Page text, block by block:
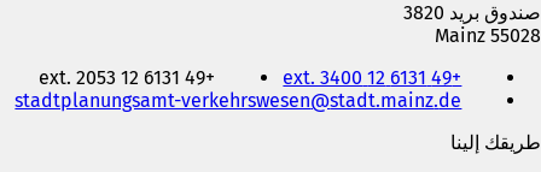
صندوق بريد 3820
55028 Mainz
والفاكس
وعنوان
الإلكتروني
+49 6131 12 ext. 3400
+49 6131 12 ext. 2053
stadtplanungsamt-verkehrswesen
stadt.mainz de
طريقك إلينا